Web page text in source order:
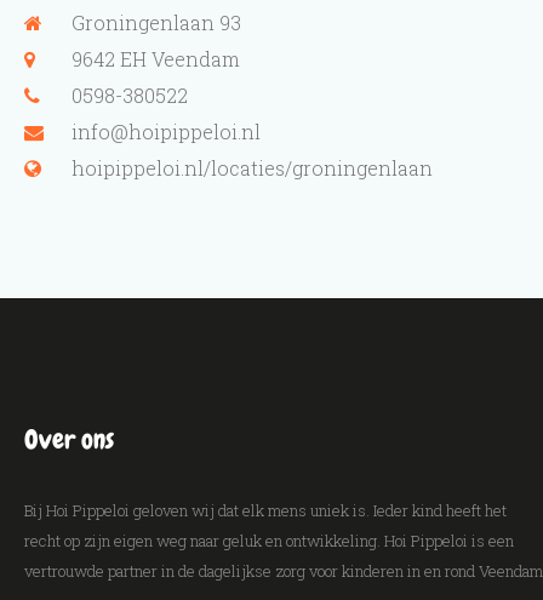
Groningenlaan 93
9642 EH Veendam
0598-380522
info@hoipippeloi.nl
hoipippeloi.nl/locaties/groningenlaan
Over ons
Bij Hoi Pippeloi geloven wij dat elk mens uniek is. Ieder kind heeft het
recht op zijn eigen weg naar geluk en ontwikkeling. Hoi Pippeloi is een
vertrouwde partner in de dagelijkse zorg voor kinderen in en rond Veendam